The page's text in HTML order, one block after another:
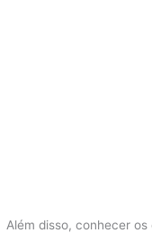
Além disso, conhecer